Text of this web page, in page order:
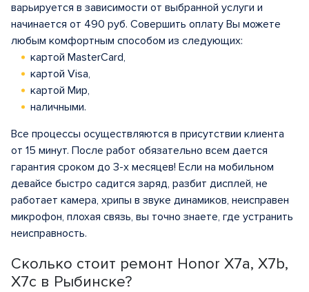
Сколько стоит ремонт Honor X7a, X7b,
X7c в Рыбинске?
варьируется в зависимости от выбранной услуги и
начинается от 490 руб. Совершить оплату Вы можете
любым комфортным способом из следующих:
картой MasterCard,
картой Visa,
картой Мир,
наличными.
Все процессы осуществляются в присутствии клиента
от 15 минут. После работ обязательно всем дается
гарантия сроком до 3-х месяцев! Если на мобильном
девайсе быстро садится заряд, разбит дисплей, не
работает камера, хрипы в звуке динамиков, неисправен
микрофон, плохая связь, вы точно знаете, где устранить
неисправность.